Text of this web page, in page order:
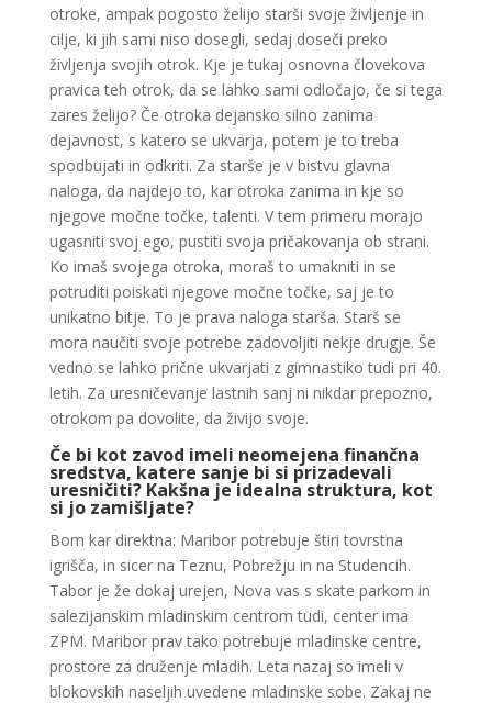
otroke, ampak pogosto želijo starši svoje življenje in
cilje, ki jih sami niso dosegli, sedaj doseči preko
življenja svojih otrok. Kje je tukaj osnovna človekova
pravica teh otrok, da se lahko sami odločajo, če si tega
zares želijo? Če otroka dejansko silno zanima
dejavnost, s katero se ukvarja, potem je to treba
spodbujati in odkriti. Za starše je v bistvu glavna
naloga, da najdejo to, kar otroka zanima in kje so
njegove močne točke, talenti. V tem primeru morajo
ugasniti svoj ego, pustiti svoja pričakovanja ob strani.
Ko imaš svojega otroka, moraš to umakniti in se
potruditi poiskati njegove močne točke, saj je to
unikatno bitje. To je prava naloga starša. Starš se
mora naučiti svoje potrebe zadovoljiti nekje drugje. Še
vedno se lahko prične ukvarjati z gimnastiko tudi pri 40.
letih. Za uresničevanje lastnih sanj ni nikdar prepozno,
otrokom pa dovolite, da živijo svoje.
Če bi kot zavod imeli neomejena finančna
sredstva, katere sanje bi si prizadevali
uresničiti? Kakšna je idealna struktura, kot
si jo zamišljate?
Bom kar direktna: Maribor potrebuje štiri tovrstna
igrišča, in sicer na Teznu, Pobrežju in na Studencih.
Tabor je že dokaj urejen, Nova vas s skate parkom in
salezijanskim mladinskim centrom tudi, center ima
ZPM. Maribor prav tako potrebuje mladinske centre,
prostore za druženje mladih. Leta nazaj so imeli v
blokovskih naseljih uvedene mladinske sobe. Zakaj ne